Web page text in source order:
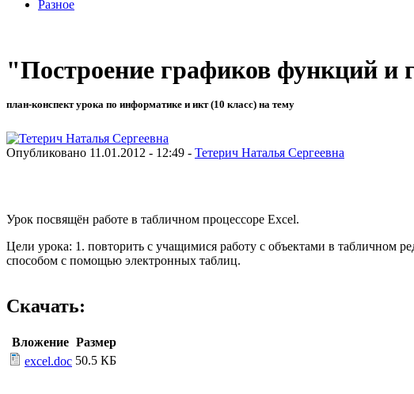
Разное
"Построение графиков функций и
план-конспект урока по информатике и икт (10 класс) на тему
Опубликовано 11.01.2012 - 12:49 - Тетерич Наталья Сергеевна
Урок посвящён работе в табличном процессоре Excel.
Цели урока: 1. повторить с учащимися работу с объектами в табличном
способом с помощью электронных таблиц.
Скачать:
Вложение Размер
excel.doc 50.5 КБ